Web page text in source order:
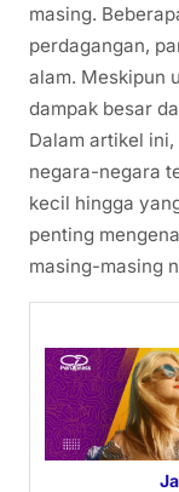
masing.
perdagangan,
alam. Meskipun
dampak besar
Dalam artikel
negara-negara
kecil hingga
penting
masing-masing